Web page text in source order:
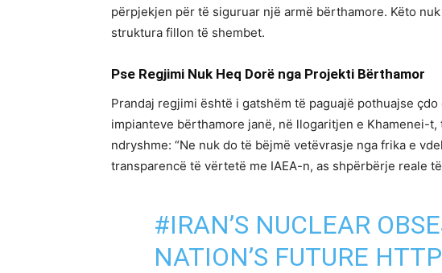
përpjekjen për të siguruar një armë bërthamore. Këto
struktura fillon të shembet.
Pse Regjimi Nuk Heq Dorë nga Projekti Bërthamor
Prandaj regjimi është i gatshëm të paguajë pothuajse
impianteve bërthamore janë, në llogaritjen e Khamenei-
ndryshme: “Ne nuk do të bëjmë vetëvrasje nga frika e
transparencë të vërtetë me IAEA-n, as shpërbërje reale
#IRAN’S NUCLEAR
NATION’S FUTURE